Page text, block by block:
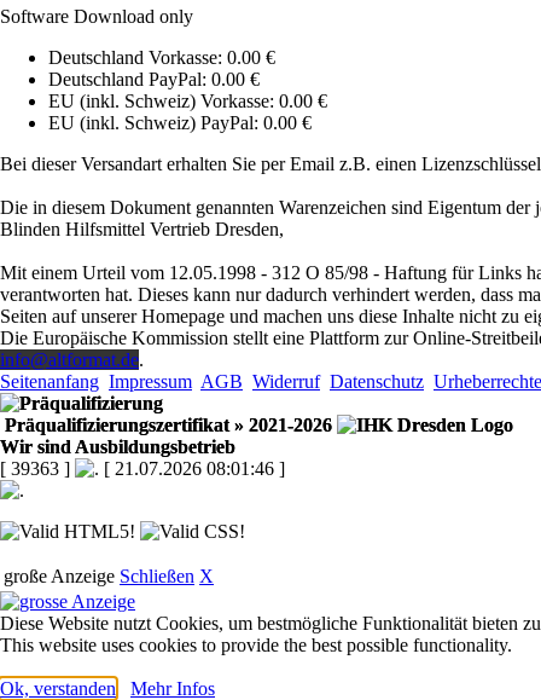
Software Download only
Deutschland Vorkasse: 0.00 €
Deutschland PayPal: 0.00 €
EU (inkl. Schweiz) Vorkasse: 0.00 €
EU (inkl. Schweiz) PayPal: 0.00 €
Bei dieser Versandart erhalten Sie per Email z.B. einen
Die in diesem Dokument genannten Warenzeichen sind Eigentum
Blinden Hilfsmittel Vertrieb Dresden,
Mit einem Urteil vom 12.05.1998 - 312 O 85/98 - Haftung für Links
verantworten hat. Dieses kann nur dadurch verhindert werden, dass
Seiten auf unserer Homepage und machen uns diese Inhalte nicht
Die Europäische Kommission stellt eine Plattform zur Online-
info@altformat.de.
Seitenanfang Impressum AGB Widerruf Datenschutz Urheberrechte
Präqualifizierungszertifikat » 2021-2026
Wir sind Ausbildungsbetrieb
[ 39363 ]
[ 21.07.2026 08:01:46 ]
große Anzeige Schließen X
Diese Website nutzt Cookies, um bestmögliche Funktionalität bieten
This website uses cookies to provide the best possible functionality.
Ok, verstanden Mehr Infos